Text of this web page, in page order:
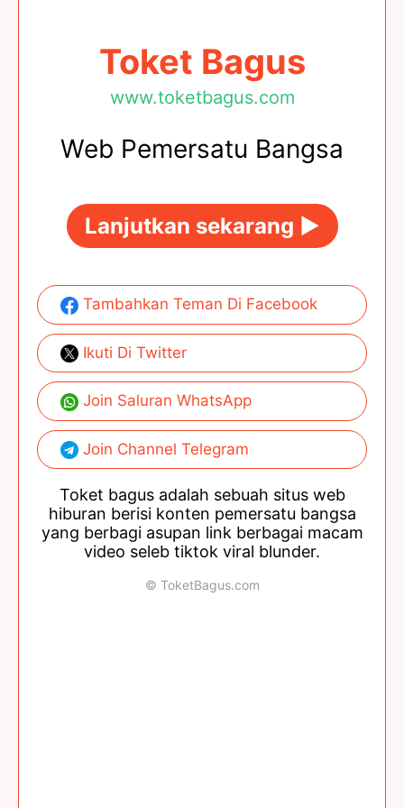
Toket Bagus
www.toketbagus.com
Web Pemersatu Bangsa
Lanjutkan sekarang ►
Tambahkan Teman Di Facebook
Ikuti Di Twitter
Join Saluran WhatsApp
Join Channel Telegram
Toket bagus adalah sebuah situs web
hiburan berisi konten pemersatu bangsa
yang berbagi asupan link berbagai macam
video seleb tiktok viral blunder.
© ToketBagus.com